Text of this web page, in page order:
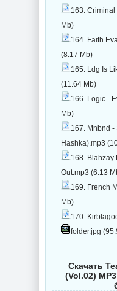
163. Criminal
Mb)
164. Faith
(8.17 Mb)
165. Ldg Is
(11.64 Mb)
166. Logic -
Mb)
167. Mnbnd -
Hashka).mp3
168. Blahzay
Out.mp3 (6.13
169. French
Mb)
170.
folder.jpg
Скачать
(Vol.02)